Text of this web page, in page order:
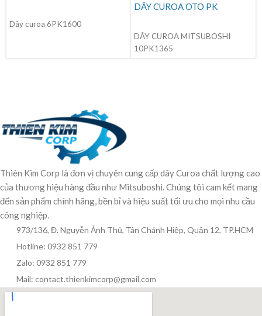
Dây curoa 6PK1600
DÂY CUROA OTO PK
DÂY CUROA MITSUBOSHI
10PK1365
Thiên Kim Corp là đơn vị chuyên cung cấp dây Curoa chất lượng cao
của thương hiệu hàng đầu như Mitsuboshi. Chúng tôi cam kết mang
đến sản phẩm chính hãng, bền bỉ và hiệu suất tối ưu cho mọi nhu cầu
công nghiệp.
973/136, Đ. Nguyễn Ảnh Thủ, Tân Chánh Hiệp, Quận 12, TP.HCM
Hotline: 0932 851 779
Zalo: 0932 851 779
Mail: contact.thienkimcorp@gmail.com